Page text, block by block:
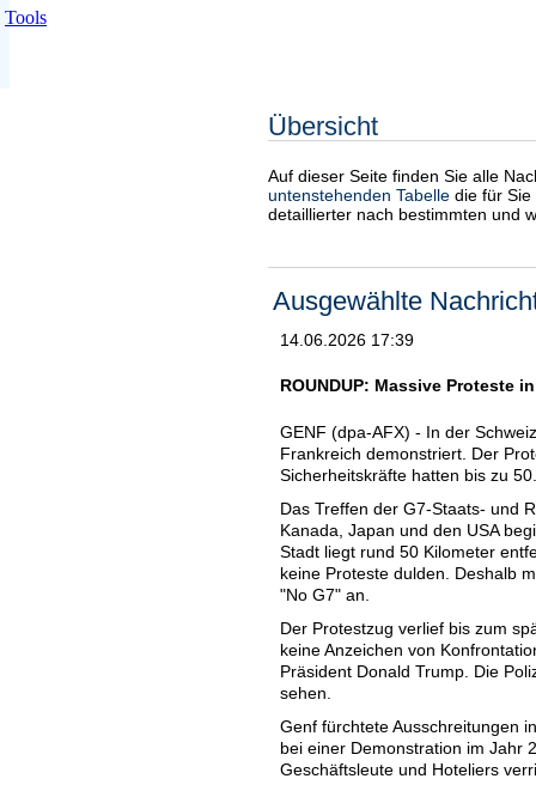
Tools
Übersicht
Auf dieser Seite finden Sie alle
untenstehenden Tabelle die für
detaillierter nach bestimmten und
Ausgewählte
14.06.2026 17:39
ROUNDUP: Massive Proteste
GENF (dpa-AFX) - In der
Frankreich demonstriert. Der
Sicherheitskräfte hatten bis zu
Das Treffen der G7-Staats- und
Kanada, Japan und den USA
Stadt liegt rund 50 Kilometer
keine Proteste dulden. Deshalb
"No G7" an.
Der Protestzug verlief bis zum
keine Anzeichen von
Präsident Donald Trump. Die
sehen.
Genf fürchtete Ausschreitungen
bei einer Demonstration im Jahr
Geschäftsleute und Hoteliers